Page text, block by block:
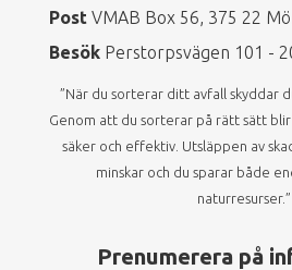
Post VMAB Box 56, 375 22
Besök Perstorpsvägen 101 -
”När du sorterar ditt avfall skyddar
Genom att du sorterar på rätt sätt
säker och effektiv. Utsläppen av
minskar och du sparar både
naturresurser.”
Prenumerera på